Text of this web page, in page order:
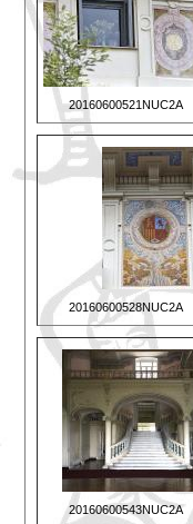
20160600521NUC2A
20160600528NUC2A
20160600543NUC2A